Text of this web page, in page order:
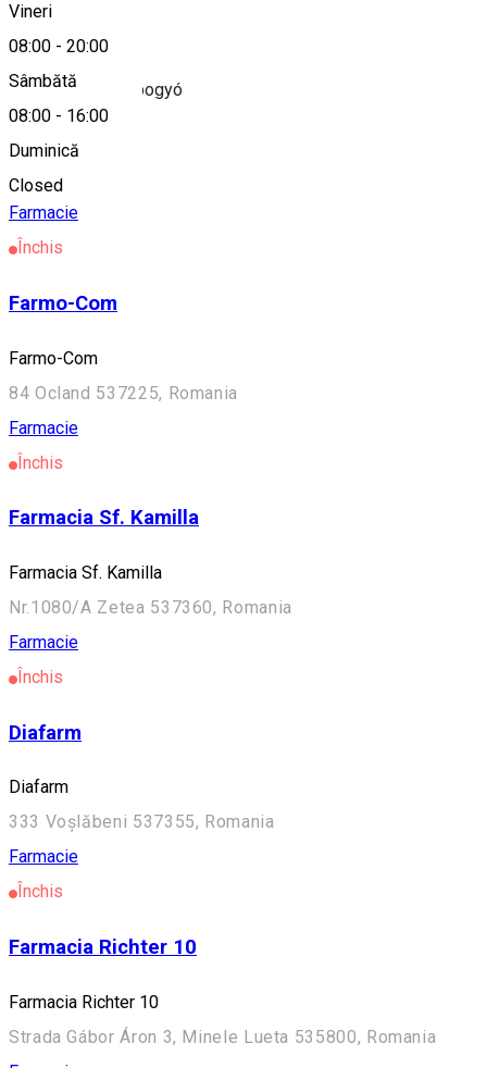
Vineri
08:00 - 20:00
Sâmbătă
08:00 - 16:00
Duminică
Closed
Despre
Farmacia Csipkebogyó
Alte sugestii
Farmacie
Închis
Farmo-Com
Farmo-Com
84 Ocland 537225, Romania
Farmacie
Închis
Farmacia Sf. Kamilla
Farmacia Sf. Kamilla
Nr.1080/A Zetea 537360, Romania
Farmacie
Închis
Diafarm
Diafarm
333 Voșlăbeni 537355, Romania
Farmacie
Închis
Farmacia Richter 10
Farmacia Richter 10
Strada Gábor Áron 3, Minele Lueta 535800, Romania